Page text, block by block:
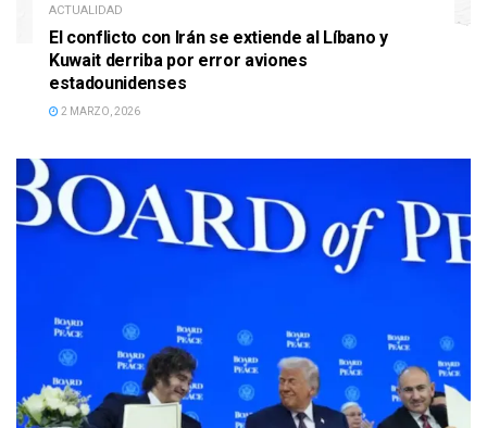
ACTUALIDAD
El conflicto con Irán se extiende al Líbano y
Kuwait derriba por error aviones
estadounidenses
2 MARZO, 2026